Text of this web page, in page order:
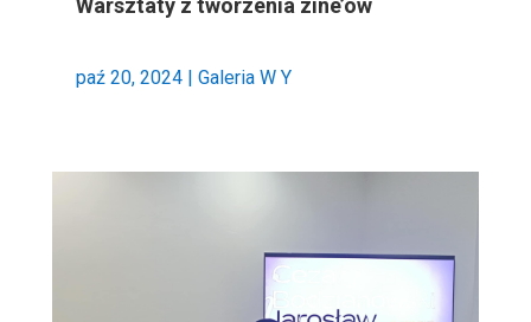
paź 20, 2024| Galeria W Y